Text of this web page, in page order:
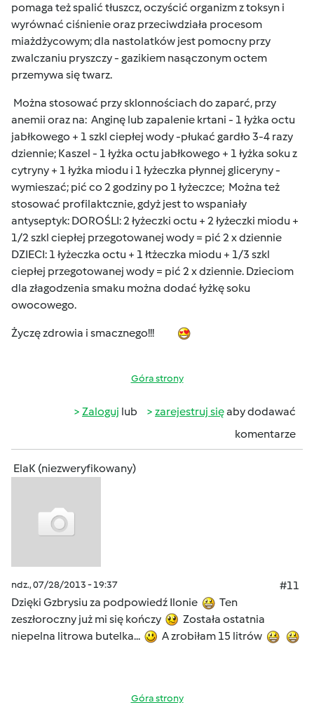
pomaga też spalić tłuszcz, oczyścić organizm z toksyn i
wyrównać ciśnienie oraz przeciwdziała procesom
miażdżycowym; dla nastolatków jest pomocny przy
zwalczaniu pryszczy - gazikiem nasączonym octem
przemywa się twarz.
Można stosować przy sklonnościach do zaparć, przy
anemii oraz na: Anginę lub zapalenie krtani - 1 łyżka octu
jabłkowego + 1 szkl ciepłej wody -płukać gardło 3-4 razy
dziennie; Kaszel - 1 łyżka octu jabłkowego + 1 łyżka soku z
cytryny + 1 łyżka miodu i 1 łyżeczka płynnej gliceryny -
wymieszać; pić co 2 godziny po 1 łyżeczce; Można też
stosować profilaktcznie, gdyż jest to wspaniały
antyseptyk: DOROŚLI: 2 łyżeczki octu + 2 łyżeczki miodu +
1/2 szkl ciepłej przegotowanej wody = pić 2 x dziennie
DZIECI: 1 łyżeczka octu + 1 łtżeczka miodu + 1/3 szkl
ciepłej przegotowanej wody = pić 2 x dziennie. Dzieciom
dla złagodzenia smaku można dodać łyżkę soku
owocowego.
Życzę zdrowia i smacznego!!!
Góra strony
Zaloguj lub zarejestruj sięaby dodawać
komentarze
ElaK (niezweryfikowany)
ndz., 07/28/2013 - 19:37
#11
Dzięki Gzbrysiu za podpowiedź Ilonie
Ten
zeszłoroczny już mi się kończy
Została ostatnia
niepelna litrowa butelka...
A zrobiłam 15 litrów
Góra strony